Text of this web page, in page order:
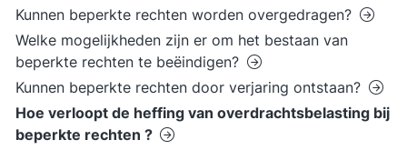
Kunnen beperkte rechten worden overgedragen?
Welke mogelijkheden zijn er om het bestaan van
beperkte rechten te beëindigen?
Kunnen beperkte rechten door verjaring ontstaan?
Hoe verloopt de heffing van overdrachtsbelasting bij
beperkte rechten ?